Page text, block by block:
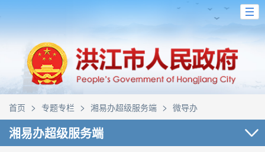
首页 > 专题专栏 > 湘易办超级服务端 > 微导办
湘易办超级服务端